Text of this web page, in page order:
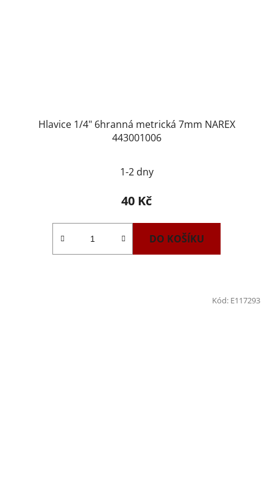
Hlavice 1/4" 6hranná metrická 7mm NAREX
443001006
1-2 dny
40 Kč
DO KOŠÍKU
Kód: E117293